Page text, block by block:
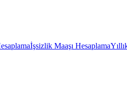
İşsizlik Maaşı Hesaplama